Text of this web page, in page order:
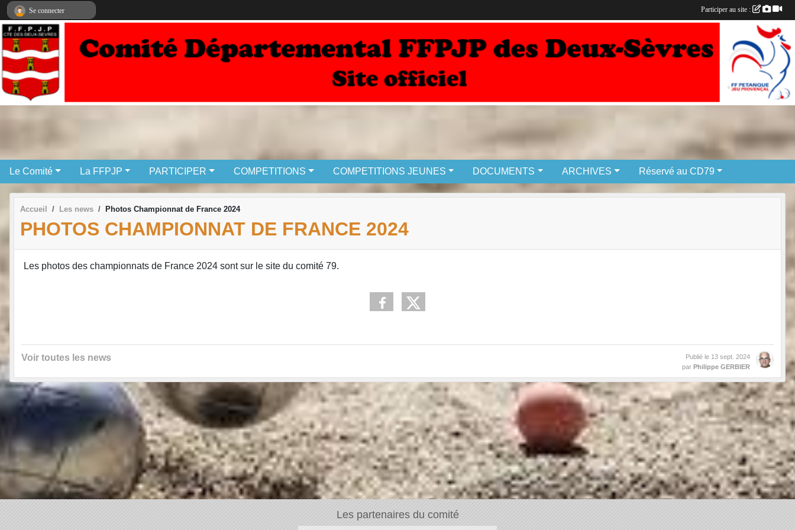
Le Comité La FFPJP PARTICIPER COMPETITIONS COMPETITIONS JEUNES DOCUMENTS ARCHIVES Réservé au CD79
Accueil Les news Photos Championnat de France 2024
PHOTOS CHAMPIONNAT DE FRANCE 2024
Les photos des championnats de France 2024 sont sur le site du comité 79.
Voir toutes les news Publié le 13 sept. 2024
par Philippe GERBIER
Les partenaires du comité
Se connecter Participer au site :
Panneau de gestion des cookies